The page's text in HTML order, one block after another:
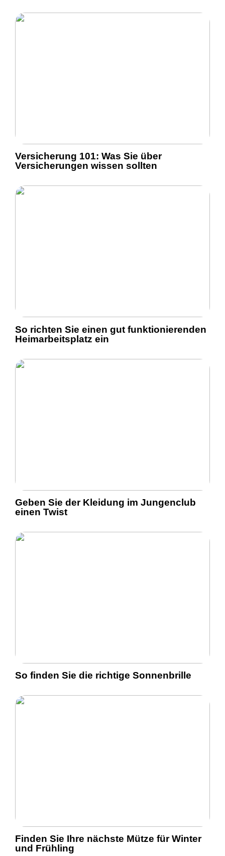
Versicherung 101: Was Sie über
Versicherungen wissen sollten
So richten Sie einen gut funktionierenden
Heimarbeitsplatz ein
Geben Sie der Kleidung im Jungenclub
einen Twist
So finden Sie die richtige Sonnenbrille
Finden Sie Ihre nächste Mütze für Winter
und Frühling